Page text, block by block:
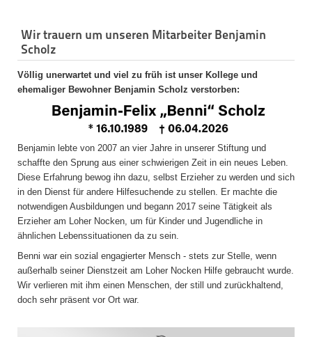
Wir trauern um unseren Mitarbeiter Benjamin
Scholz
Völlig unerwartet und viel zu früh ist unser Kollege und
ehemaliger Bewohner Benjamin Scholz verstorben:
Benjamin lebte von 2007 an vier Jahre in unserer Stiftung und
schaffte den Sprung aus einer schwierigen Zeit in ein neues Leben.
Diese Erfahrung bewog ihn dazu, selbst Erzieher zu werden und sich
in den Dienst für andere Hilfesuchende zu stellen. Er machte die
notwendigen Ausbildungen und begann 2017 seine Tätigkeit als
Erzieher am Loher Nocken, um für Kinder und Jugendliche in
ähnlichen Lebenssituationen da zu sein.
Benni war ein sozial engagierter Mensch - stets zur Stelle, wenn
außerhalb seiner Dienstzeit am Loher Nocken Hilfe gebraucht wurde.
Wir verlieren mit ihm einen Menschen, der still und zurückhaltend,
doch sehr präsent vor Ort war.